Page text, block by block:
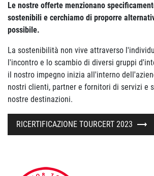
Le nostre offerte menzionano
sostenibili e cerchiamo di proporre
possibile.
La sostenibilità non vive attraverso
l'incontro e lo scambio di diversi gruppi
il nostro impegno inizia all'interno
nostri clienti, partner e fornitori di servizi e
nostre destinazioni.
RICERTIFICAZIONE TOURCERT 2023